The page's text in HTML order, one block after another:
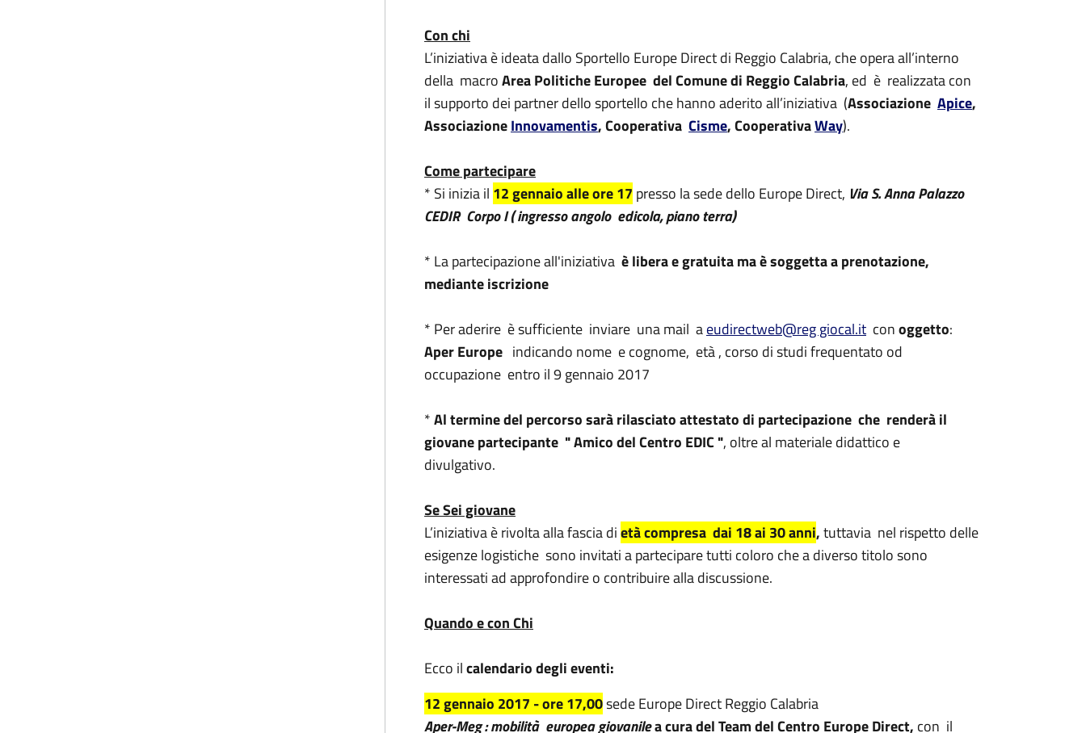
Con chi
L’iniziativa è ideata dallo Sportello Europe Direct di Reggio Calabria, che opera all’interno
della macroArea Politiche Europee del Comune di Reggio Calabria, ed è realizzata con
il supporto dei partner dello sportello che hanno aderito all’iniziativa (Associazione Apice,
AssociazioneInnovamentis, Cooperativa Cisme, CooperativaWay).
Come partecipare
* Si inizia il 12 gennaio alle ore 17 presso la sede dello Europe Direct, Via S. Anna Palazzo
CEDIR Corpo I ( ingresso angolo edicola, piano terra)
* La partecipazione all'iniziativa è libera e gratuita ma è soggetta a prenotazione,
mediante iscrizione
* Per aderire è sufficiente inviare una mail aeudirectweb@reg giocal.it conoggetto:
Aper Europe indicando nome e cognome, età , corso di studi frequentato od
occupazione entro il 9 gennaio 2017
*Al termine del percorso sarà rilasciato attestato di partecipazione che renderà il
giovane partecipante " Amico del Centro EDIC ", oltre al materiale didattico e
divulgativo.
Se Sei giovane
L’iniziativa è rivolta alla fascia dietà compresa dai 18 ai 30 anni,tuttavia nel rispetto delle
esigenze logistiche sono invitati a partecipare tutti coloro che a diverso titolo sono
interessati ad approfondire o contribuire alla discussione.
Quando e con Chi
Ecco ilcalendario degli eventi:
12 gennaio 2017 - ore 17,00sede Europe Direct Reggio Calabria
Aper-Meg : mobilità europea giovanilea cura del Team del Centro Europe Direct, con il